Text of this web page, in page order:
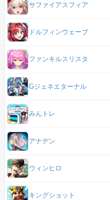
サファイアスフィア
ドルフィンウェーブ
ファンキルスリスタ
Gジェネエターナル
みんトレ
アナデン
ウィンヒロ
キングショット